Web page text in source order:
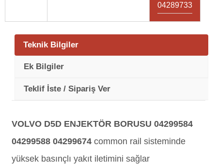
04289733
Teknik Bilgiler
Ek Bilgiler
Teklif İste / Sipariş Ver
VOLVO D5D ENJEKTÖR BORUSU 04299584
04299588 04299674 common rail sisteminde
yüksek basınçlı yakıt iletimini sağlar